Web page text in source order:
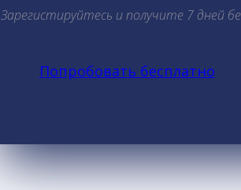
Зарегистируйтесь и получите 7 дней
Попробовать бесплатно